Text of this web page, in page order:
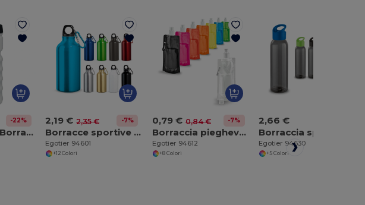
-22%
SPOT EIGHT Borraccia in PE
2,19 € 2,35 € -7%
Borracce sportive in alluminio con moschettone 400 mL
Egotier 94601
+12 Colori
0,79 € 0,84 € -7%
Borraccia pieghevole in PE 460 mL
Egotier 94612
+8 Colori
2,66 €
Egotier 94630
+5 Colori